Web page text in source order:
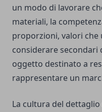
un modo di lavorare
materiali, la
proporzioni, valori che
considerare secondari
oggetto destinato a
rappresentare un
La cultura del